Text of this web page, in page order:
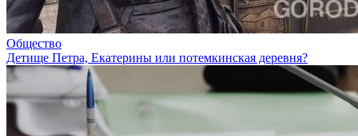
Общество
Детище Петра, Екатерины или потемкинская деревня?